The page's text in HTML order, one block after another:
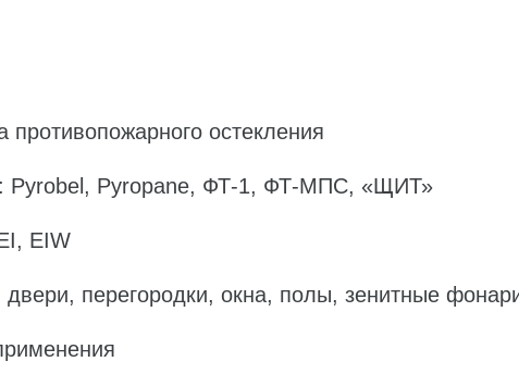
остекления
Pyrobel, Pyropane, ФТ-1, ФТ-МПС, «ЩИТ»
EIW
перегородки, окна, полы, зенитные